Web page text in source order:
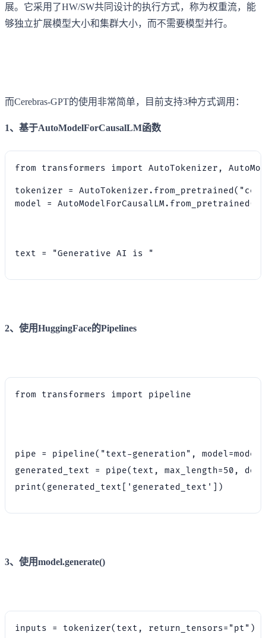
展。它采用了HW/SW共同设计的执行方式，称为权重流，能
够独立扩展模型大小和集群大小，而不需要模型并行。
而Cerebras-GPT的使用非常简单，目前支持3种方式调用：
1、基于AutoModelForCausalLM函数
tokenizer =
model =
2、使用HuggingFace的Pipelines
from transformers import pipeline
pipe = pipeline("text-generation",
generated_text = pipe(text, max_length=50,
3、使用model.generate()
inputs = tokenizer(text, return_tensors="pt")